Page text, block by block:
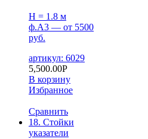
H = 1.8 м
ф.А3 — от 5500
руб.
артикул: 6029
5,500.00Р
В корзину
Избранное
Сравнить
18. Стойки
указатели